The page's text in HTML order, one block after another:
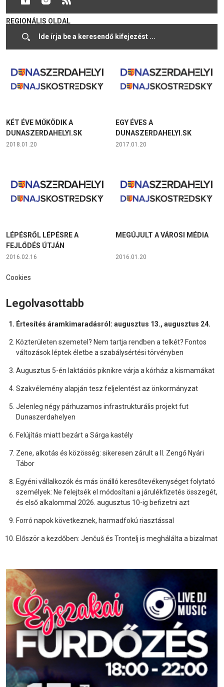
REGIONÁLIS OLDAL
2018.10.03 2018.02.07
KÉT ÉVE MŰKÖDIK A
DUNASZERDAHELYI.SK
2018.01.20
EGY ÉVES A
DUNASZERDAHELYI.SK
2017.01.20
LÉPÉSRŐL LÉPÉSRE A
FEJLŐDÉS ÚTJÁN
2016.02.16
MEGÚJULT A VÁROSI MÉDIA
2016.01.20
Cookies
Legolvasottabb
Értesítés áramkimaradásról: augusztus 13., augusztus 24.
Közterületen szemetel? Nem tartja rendben a telkét? Fontos
változások léptek életbe a szabálysértési törvényben
Augusztus 5-én laktációs piknikre várja a kórház a kismamákat
Szakvélemény alapján tesz feljelentést az önkormányzat
Jelenleg négy párhuzamos infrastrukturális projekt fut
Dunaszerdahelyen
Felújítás miatt bezárt a Sárga kastély
Zene, alkotás és közösség: sikeresen zárult a II. Zengő Nyári
Tábor
Egyéni vállalkozók és más önálló keresőtevékenységet folytató
személyek: Ne felejtsék el módosítani a járulékfizetés összegét,
és első alkalommal 2026. augusztus 10-ig befizetni azt
Forró napok következnek, harmadfokú riasztással
Először a kezdőben: Jenčuš és Trontelj is meghálálta a bizalmat